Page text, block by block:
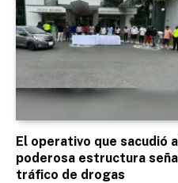
El operativo que sacudió
poderosa estructura
tráfico de drogas